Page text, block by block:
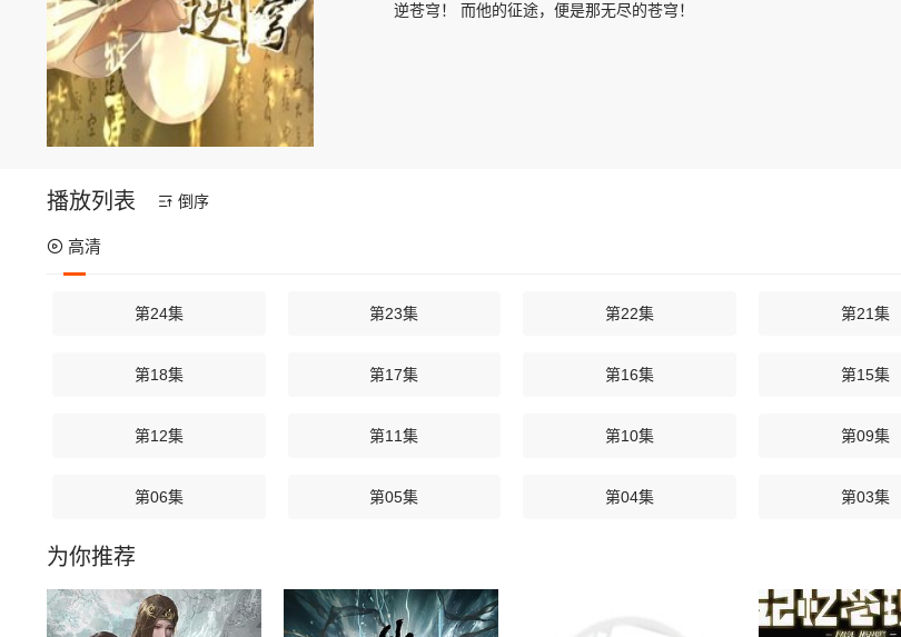
逆苍穹！ 而他的征途，便是那无尽的苍穹！
播放列表 倒序
高清
第24集 第23集 第22集 第21集
第18集 第17集 第16集 第15集
第12集 第11集 第10集 第09集
第06集 第05集 第04集 第03集
为你推荐